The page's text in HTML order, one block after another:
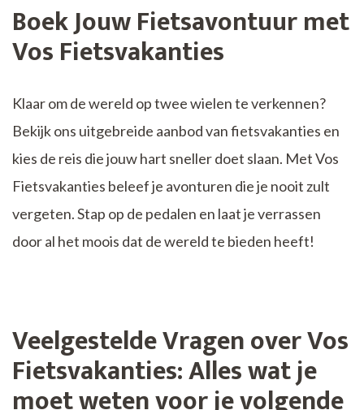
Boek Jouw Fietsavontuur met
Vos Fietsvakanties
Klaar om de wereld op twee wielen te verkennen?
Bekijk ons uitgebreide aanbod van fietsvakanties en
kies de reis die jouw hart sneller doet slaan. Met Vos
Fietsvakanties beleef je avonturen die je nooit zult
vergeten. Stap op de pedalen en laat je verrassen
door al het moois dat de wereld te bieden heeft!
Veelgestelde Vragen over Vos
Fietsvakanties: Alles wat je